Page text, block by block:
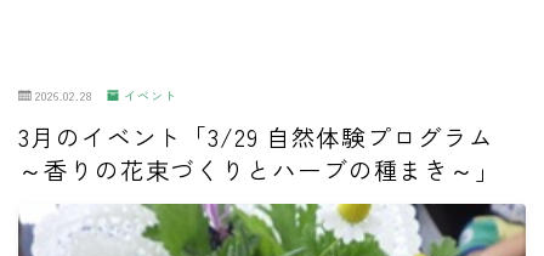
2026.02.28 イベント
3月のイベント「3/29 自然体験プログラム
～香りの花束づくりとハーブの種まき～」